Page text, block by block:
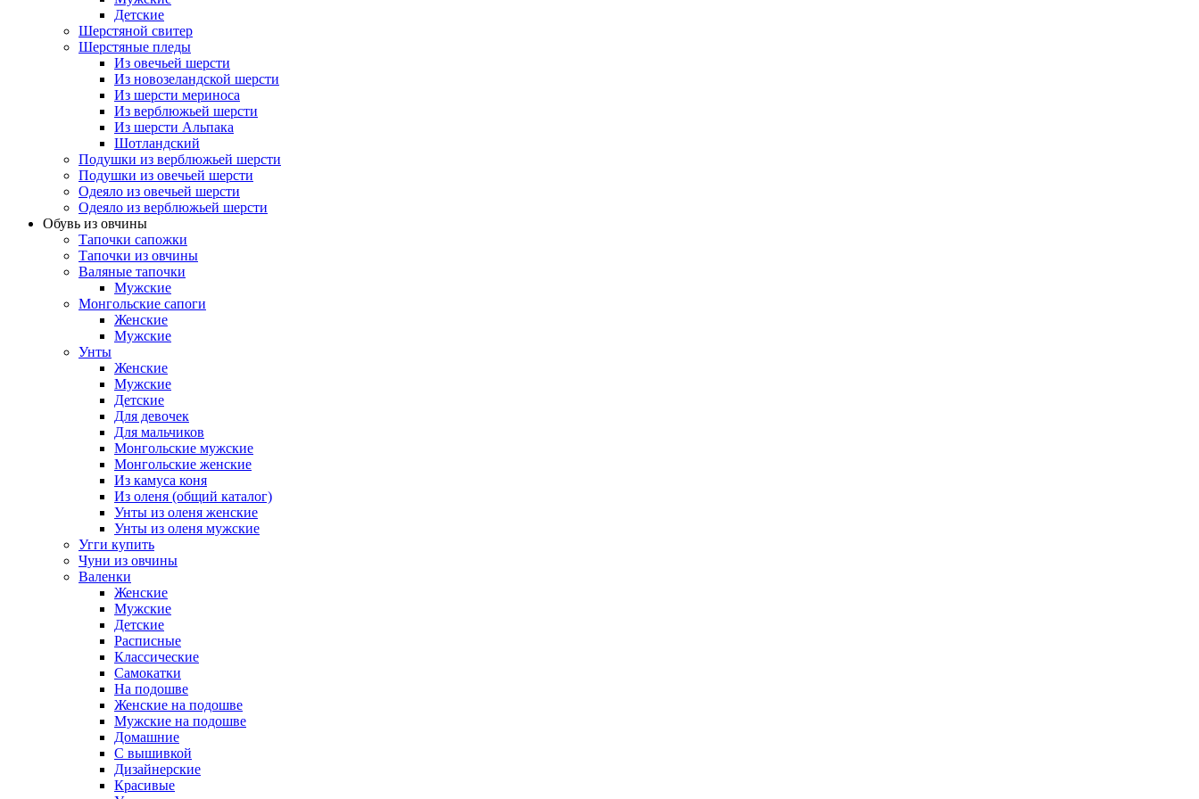
Детские
Шерстяной свитер
Шерстяные пледы
Из овечьей шерсти
Из новозеландской шерсти
Из шерсти мериноса
Из верблюжьей шерсти
Из шерсти Альпака
Шотландский
Подушки из верблюжьей шерсти
Подушки из овечьей шерсти
Одеяло из овечьей шерсти
Одеяло из верблюжьей шерсти
Обувь из овчины
Тапочки сапожки
Тапочки из овчины
Валяные тапочки
Мужские
Монгольские сапоги
Женские
Мужские
Унты
Женские
Мужские
Детские
Для девочек
Для мальчиков
Монгольские мужские
Монгольские женские
Из камуса коня
Из оленя (общий каталог)
Унты из оленя женские
Унты из оленя мужские
Угги купить
Чуни из овчины
Валенки
Женские
Мужские
Детские
Расписные
Классические
Самокатки
На подошве
Женские на подошве
Мужские на подошве
Домашние
С вышивкой
Дизайнерские
Красивые